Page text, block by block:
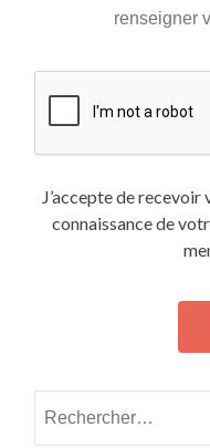
J’accepte de
connaissance de